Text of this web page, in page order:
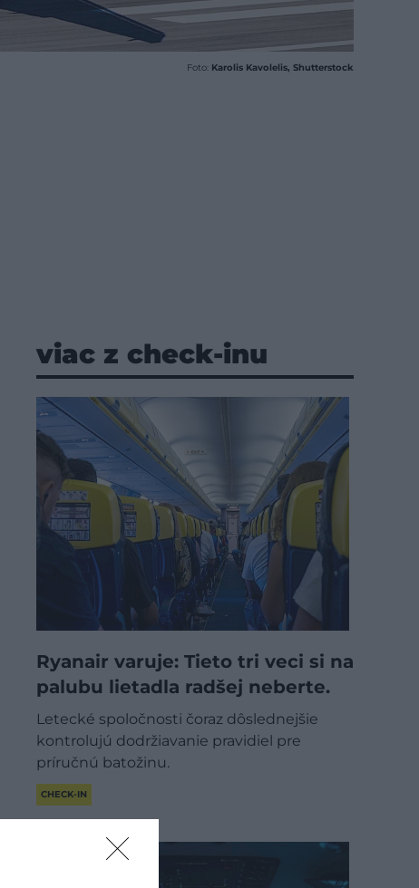
Foto: Karolis Kavolelis, Shutterstock
viac z check-inu
Ryanair varuje: Tieto tri veci si na
palubu lietadla radšej neberte.
Letecké spoločnosti čoraz dôslednejšie
kontrolujú dodržiavanie pravidiel pre
príručnú batožinu.
CHECK-IN